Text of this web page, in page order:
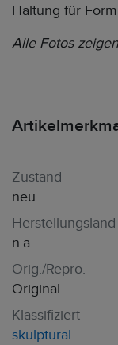
Haltung für
Alle Fotos
Zustand
neu
Herstellungsland
n.a.
Orig./Repro.
Original
Klassifiziert
skulptural